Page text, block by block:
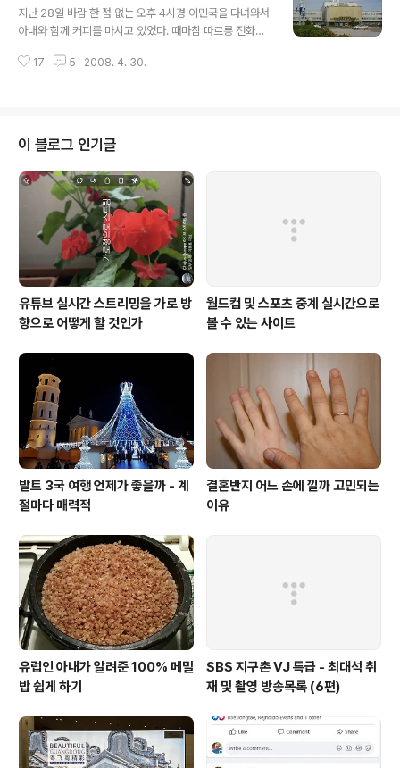
이면, 선원이 사망한다. - 문지방에서 자기를 소개하거나
악수를 해서는 안 된다. - 집안에서 휘파람을 불면 귀신이
라 (만약 앉으면 7년을 기다려야 한다). - 칼이 바닥으로 떨
지난 28일 바람 한 점 없는 오후 4시경 이민국을 다녀와서
아내와 함께 커피를 마시고 있었다. 때마침 따르릉 전화가
겁에 질리는 듯 했다. 아니나 다르게 수화기를 놓자마자 아
방사능 누출로 폐쇄되었고, 지금 바람이 리투아니아로 쪽
으로 향해 낙진이 우려된다는 전화를 함께 일하는 러시아
인 의사로부터 받아서 소식을 전해주었다. 그리고 급히 밖
에 있는 아이를 집으로 데려오는 것이 좋겠다고 조언을 했
다. 이에 아내는 어린이집에 있는 딸이 벌써 밖에서 놀고 있
는 시간인지라 부리나케 집을 나갔다...
17 5 2008. 4. 30.
이 블로그 인기글
유튜브 실시간 스트리밍을 가로 방
향으로 어떻게 할 것인가
월드컵 및 스포츠 중계 실시간으로
볼 수 있는 사이트
발트 3국 여행 언제가 좋을까 - 계
절마다 매력적
결혼반지 어느 손에 낄까 고민되는
이유
유럽인 아내가 알려준 100% 메밀
밥 쉽게 하기
SBS 지구촌 VJ 특급 - 최대석 취
재 및 촬영 방송목록 (6편)